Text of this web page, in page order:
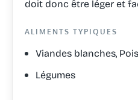
doit donc être léger et
ALIMENTS TYPIQUES
Viandes blanches,
Légumes